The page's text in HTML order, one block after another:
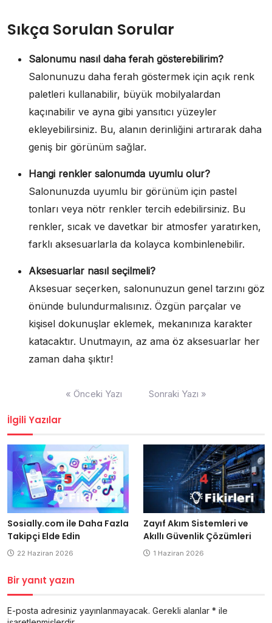
Sıkça Sorulan Sorular
Salonumu nasıl daha ferah gösterebilirim?
Salonunuzu daha ferah göstermek için açık renk
paletleri kullanabilir, büyük mobilyalardan
kaçınabilir ve ayna gibi yansıtıcı yüzeyler
ekleyebilirsiniz. Bu, alanın derinliğini artırarak daha
geniş bir görünüm sağlar.
Hangi renkler salonumda uyumlu olur?
Salonunuzda uyumlu bir görünüm için pastel
tonları veya nötr renkler tercih edebilirsiniz. Bu
renkler, sıcak ve davetkar bir atmosfer yaratırken,
farklı aksesuarlarla da kolayca kombinlenebilir.
Aksesuarlar nasıl seçilmeli?
Aksesuar seçerken, salonunuzun genel tarzını göz
önünde bulundurmalısınız. Özgün parçalar ve
kişisel dokunuşlar eklemek, mekanınıza karakter
katacaktır. Unutmayın, az ama öz aksesuarlar her
zaman daha şıktır!
« Önceki Yazı Sonraki Yazı »
İlgili Yazılar
Sosially.com ile Daha Fazla
Takipçi Elde Edin
22 Haziran 2026
Zayıf Akım Sistemleri ve
Akıllı Güvenlik Çözümleri
1 Haziran 2026
Bir yanıt yazın
E-posta adresiniz yayınlanmayacak. Gerekli alanlar * ile